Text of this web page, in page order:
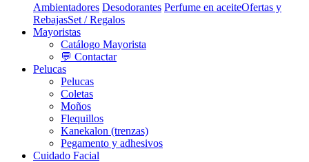
Ambientadores Desodorantes Perfume en aceiteOfertas y
RebajasSet / Regalos
Mayoristas
Catálogo Mayorista
💬 Contactar
Pelucas
Pelucas
Coletas
Moños
Flequillos
Kanekalon (trenzas)
Pegamento y adhesivos
Cuidado Facial